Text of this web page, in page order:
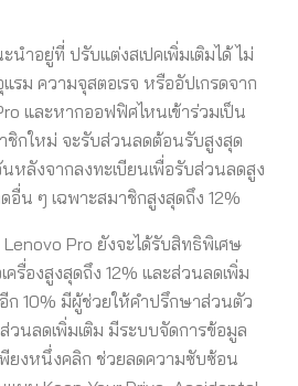
ำอยู่ที่ ปรับแต่งสเปคเพิ่มเติมได้ ไม่
รม ความจุสตอเรจ หรืออัปเกรดจาก
และหากออฟฟิศไหนเข้าร่วมเป็น
ชิกใหม่ จะรับส่วนลดต้อนรับสูงสุด
หลังจากลงทะเบียนเพื่อรับส่วนลดสูง
น ๆ เฉพาะสมาชิกสูงสุดถึง 12%
Pro ยังจะได้รับสิทธิพิเศษ
รื่องสูงสุดถึง 12% และส่วนลดเพิ่ม
ก 10% มีผู้ช่วยให้คำปรึกษาส่วนตัว
นลดเพิ่มเติม มีระบบจัดการข้อมูล
ยงหนึ่งคลิก ช่วยลดความซับซ้อน